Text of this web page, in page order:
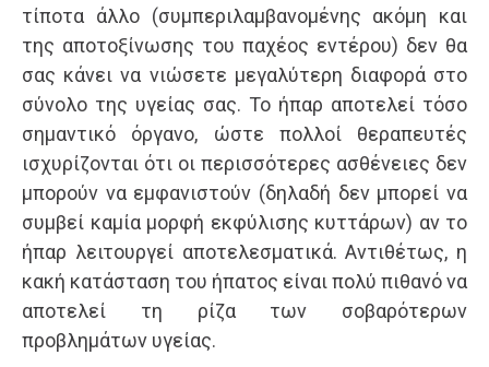
τίποτα άλλο (συμπεριλαμβανομένης ακόμη και
της αποτοξίνωσης του παχέος εντέρου) δεν θα
σας κάνει να νιώσετε μεγαλύτερη διαφορά στο
σύνολο της υγείας σας. Το ήπαρ αποτελεί τόσο
σημαντικό όργανο, ώστε πολλοί θεραπευτές
ισχυρίζονται ότι οι περισσότερες ασθένειες δεν
μπορούν να εμφανιστούν (δηλαδή δεν μπορεί να
συμβεί καμία μορφή εκφύλισης κυττάρων) αν το
ήπαρ λειτουργεί αποτελεσματικά. Αντιθέτως, η
κακή κατάσταση του ήπατος είναι πολύ πιθανό να
αποτελεί τη ρίζα των σοβαρότερων
προβλημάτων υγείας.